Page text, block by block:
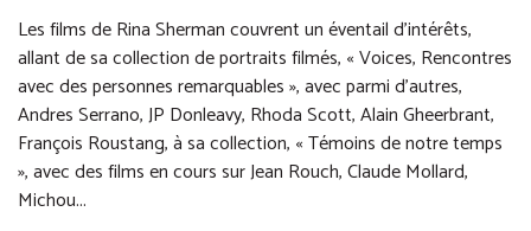
Les films de Rina Sherman couvrent un éventail d'intérêts,
allant de sa collection de portraits filmés, « Voices, Rencontres
avec des personnes remarquables », avec parmi d'autres,
Andres Serrano, JP Donleavy, Rhoda Scott, Alain Gheerbrant,
François Roustang, à sa collection, « Témoins de notre temps
», avec des films en cours sur Jean Rouch, Claude Mollard,
Michou...